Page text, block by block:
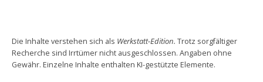
Die Inhalte verstehen sich als Werkstatt-Edition. Trotz sorgfältiger
Recherche sind Irrtümer nicht ausgeschlossen. Angaben ohne
Gewähr. Einzelne Inhalte enthalten KI-gestützte Elemente.